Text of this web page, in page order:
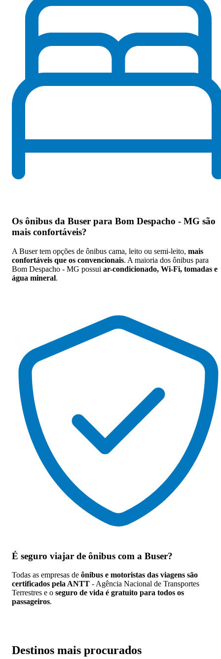
Os ônibus da Buser para Bom Despacho - MG são
mais confortáveis?
A Buser tem opções de ônibus cama, leito ou semi-leito, mais
confortáveis que os convencionais. A maioria dos ônibus para
Bom Despacho - MG possui ar-condicionado, Wi-Fi, tomadas e
água mineral.
É seguro viajar de ônibus com a Buser?
Todas as empresas de ônibus e motoristas das viagens são
certificados pela ANTT - Agência Nacional de Transportes
Terrestres e o seguro de vida é gratuito para todos os
passageiros.
Destinos mais procurados